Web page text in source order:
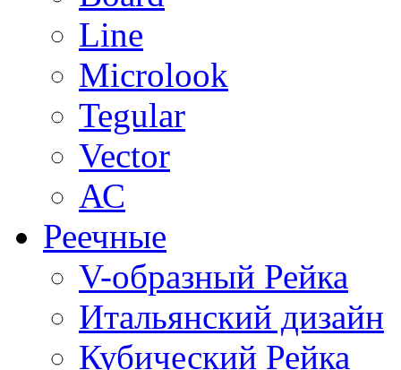
Line
Microlook
Tegular
Vector
АС
Реечные
V-образный Рейка
Итальянский дизайн
Кубический Рейка